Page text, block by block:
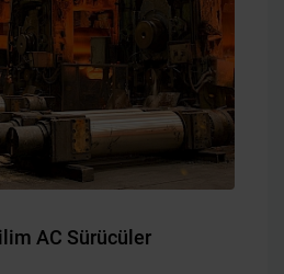
AC Sürücüler